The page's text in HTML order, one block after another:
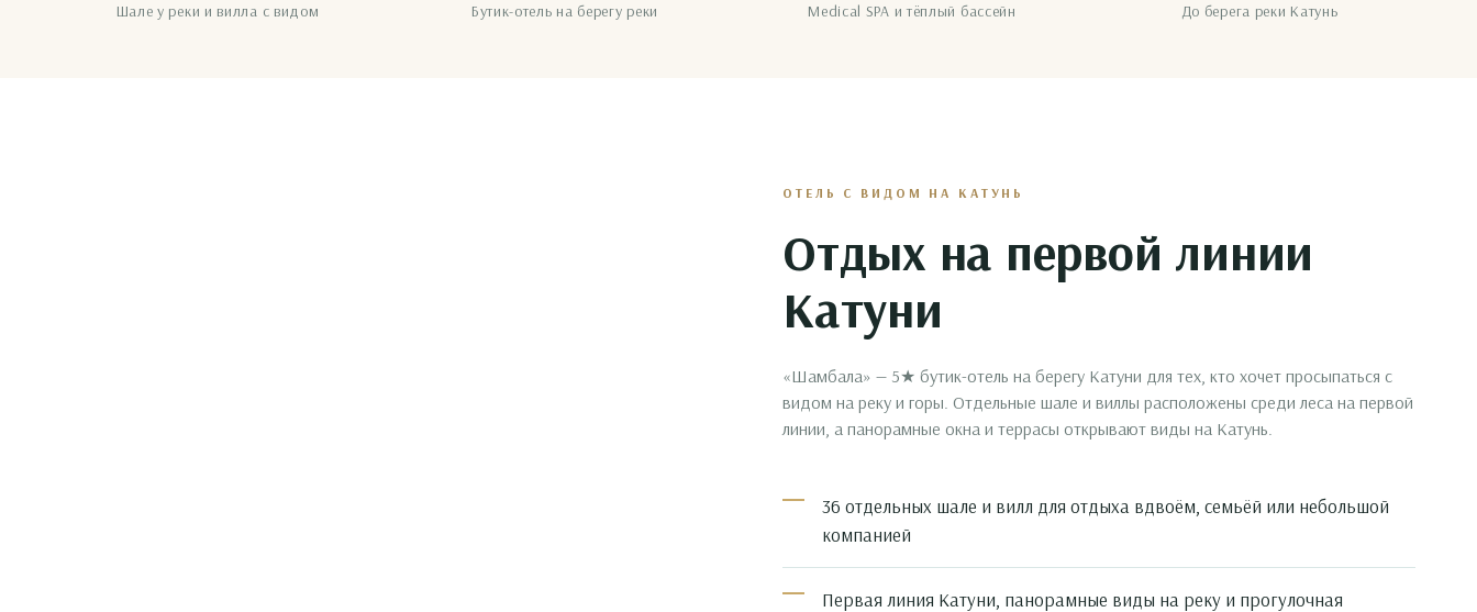
Шале у реки и вилла с видом Бутик-отель на берегу реки Medical SPA и тёплый бассейн До берега реки Катунь
ОТЕЛЬ С ВИДОМ НА КАТУНЬ
Отдых на первой линии
Катуни
«Шамбала» — 5★ бутик-отель на берегу Катуни для тех, кто хочет просыпаться с
видом на реку и горы. Отдельные шале и виллы расположены среди леса на первой
линии, а панорамные окна и террасы открывают виды на Катунь.
36 отдельных шале и вилл для отдыха вдвоём, семьёй или небольшой
компанией
Первая линия Катуни, панорамные виды на реку и прогулочная